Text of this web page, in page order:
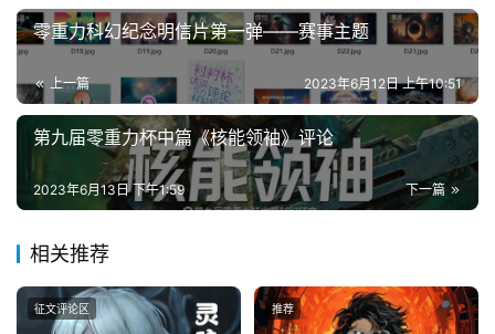
科
幻
资
讯
主
题
科
幻
小
登录
零重力科幻纪念明信片第一弹——赛事主题
上一篇 2023年6月12日 上午10:51
第九届零重力杯中篇《核能领袖》评论
下一篇
2023年6月13日 下午1:59
相关推荐
征文评论区 推荐